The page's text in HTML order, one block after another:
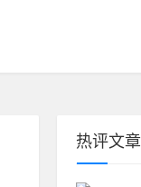
热评文章